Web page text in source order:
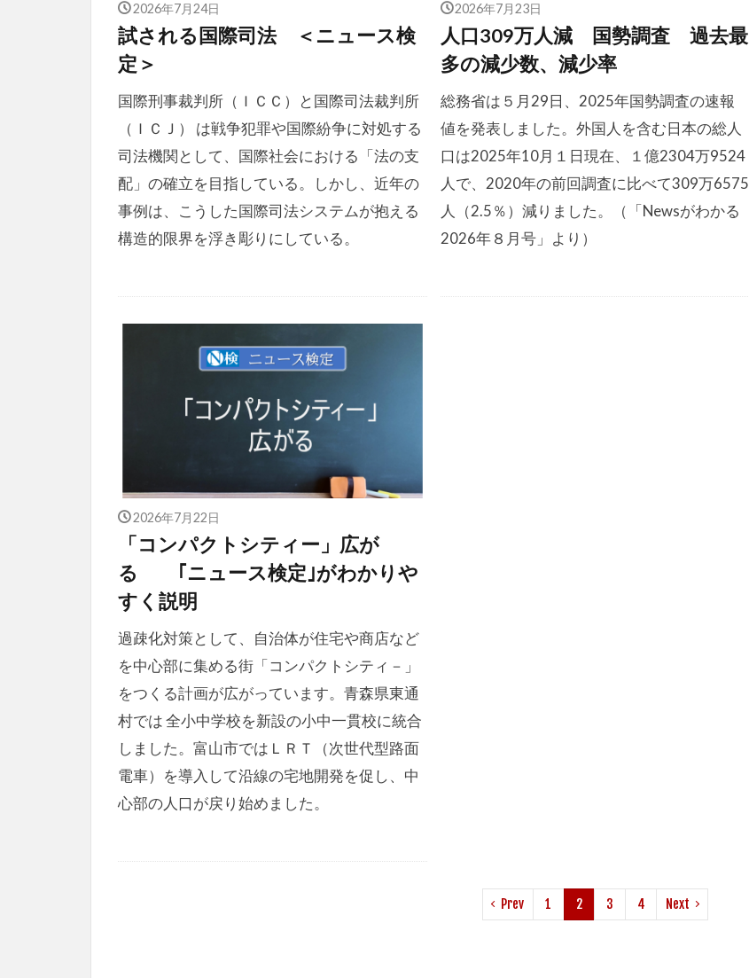
2026年7月24日
試される国際司法 ＜ニュース検
定＞
国際刑事裁判所（ＩＣＣ）と国際司法裁判所
（ＩＣＪ） は戦争犯罪や国際紛争に対処する
司法機関として、国際社会における「法の支
配」の確立を目指している。しかし、近年の
事例は、こうした国際司法システムが抱える
構造的限界を浮き彫りにしている。
2026年7月23日
人口309万人減 国勢調査 過去最
多の減少数、減少率
総務省は５月29日、2025年国勢調査の速報
値を発表しました。外国人を含む日本の総人
口は2025年10月１日現在、１億2304万9524
人で、2020年の前回調査に比べて309万6575
人（2.5％）減りました。（「Newsがわかる
2026年８月号」より）
2026年7月22日
「コンパクトシティー」広が
る ｢ニュース検定｣がわかりや
すく説明
過疎化対策として、自治体が住宅や商店など
を中心部に集める街「コンパクトシティ－」
をつくる計画が広がっています。青森県東通
村では 全小中学校を新設の小中一貫校に統合
しました。富山市ではＬＲＴ（次世代型路面
電車）を導入して沿線の宅地開発を促し、中
心部の人口が戻り始めました。
Prev 1 2 3 4 Next